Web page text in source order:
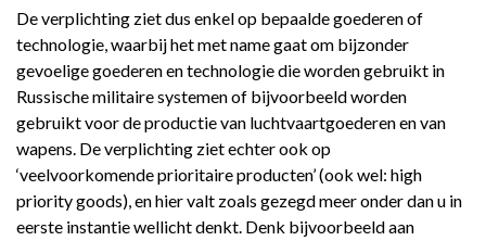
De verplichting ziet dus enkel op bepaalde goederen of
technologie, waarbij het met name gaat om bijzonder
gevoelige goederen en technologie die worden gebruikt in
Russische militaire systemen of bijvoorbeeld worden
gebruikt voor de productie van luchtvaartgoederen en van
wapens. De verplichting ziet echter ook op
‘veelvoorkomende prioritaire producten’ (ook wel: high
priority goods), en hier valt zoals gezegd meer onder dan u in
eerste instantie wellicht denkt. Denk bijvoorbeeld aan